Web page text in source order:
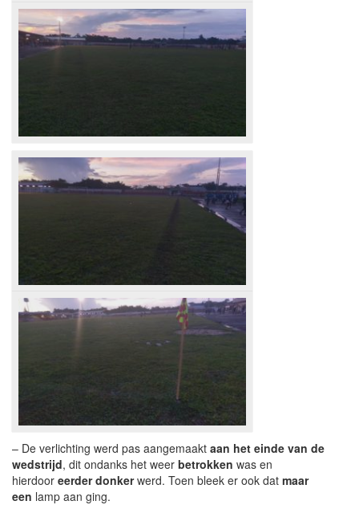
– De verlichting werd pas aangemaakt aan het einde van de
wedstrijd, dit ondanks het weer betrokken was en
hierdoor eerder donkerwerd. Toen bleek er ook dat maar
een lamp aan ging.